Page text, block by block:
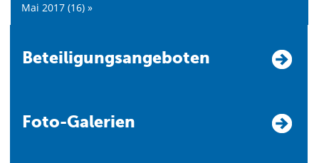
Mai 2017 (16) »
Beteiligungsangeboten
Foto-Galerien